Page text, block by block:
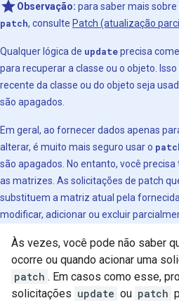
Observação: para saber mais
patch, consulte Patch (atualização
Qualquer lógica de updateprecisa
para recuperar a classe ou o objeto.
recente da classe ou do objeto seja
são apagados.
Em geral, ao fornecer dados apenas
alterar, é muito mais seguro usar o
são apagados. No entanto, você
as matrizes. As solicitações de patch
substituem a matriz atual pela fornecida
modificar, adicionar ou excluir
Às vezes, você pode não saber
ocorre ou quando acionar uma
patch . Em casos como esse,
solicitações update ou patch